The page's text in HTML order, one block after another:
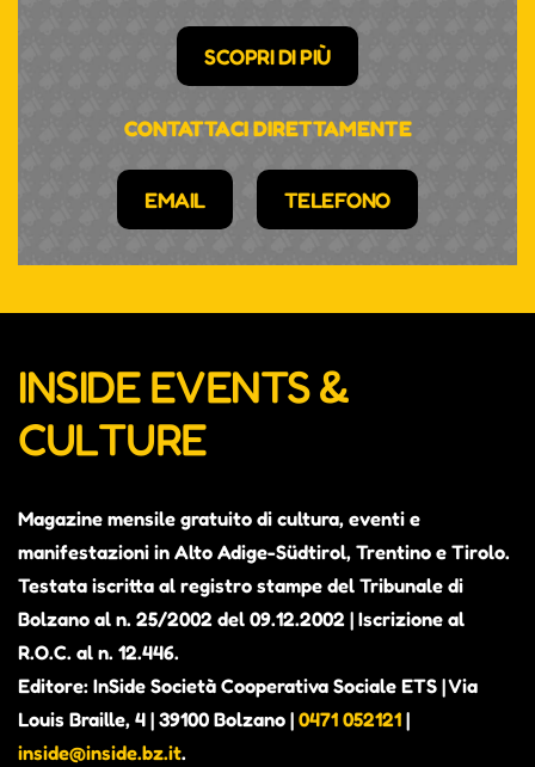
SCOPRI DI PIÙ
CONTATTACI DIRETTAMENTE
EMAIL TELEFONO
INSIDE EVENTS &
CULTURE
Magazine mensile gratuito di cultura, eventi e
manifestazioni in Alto Adige-Südtirol, Trentino e Tirolo.
Testata iscritta al registro stampe del Tribunale di
Bolzano al n. 25/2002 del 09.12.2002 | Iscrizione al
R.O.C. al n. 12.446.
Editore: InSide Società Cooperativa Sociale ETS | Via
Louis Braille, 4 | 39100 Bolzano | 0471 052121 |
inside@inside.bz.it.